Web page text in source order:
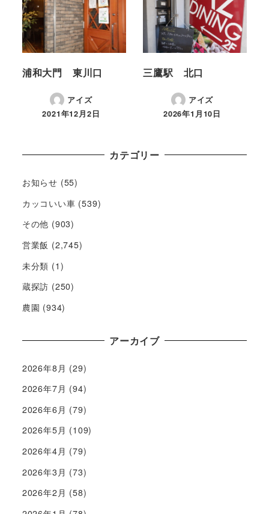
浦和大門 東川口
アイズ
2021年12月2日
三鷹駅 北口
アイズ
2026年1月10日
カテゴリー
お知らせ (55)
カッコいい車 (539)
その他 (903)
営業飯 (2,745)
未分類 (1)
蔵探訪 (250)
農園 (934)
アーカイブ
2026年8月 (29)
2026年7月 (94)
2026年6月 (79)
2026年5月 (109)
2026年4月 (79)
2026年3月 (73)
2026年2月 (58)